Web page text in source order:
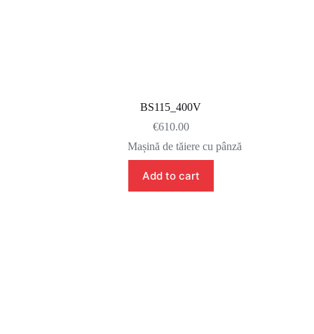
BS115_400V
€610.00
Mașină de tăiere cu pânză
Add to cart